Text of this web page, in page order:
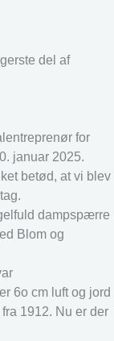
del af
for
januar 2025.
betød, at vi blev
dampspærre
Blom og
6o cm luft og jord
1912. Nu er der